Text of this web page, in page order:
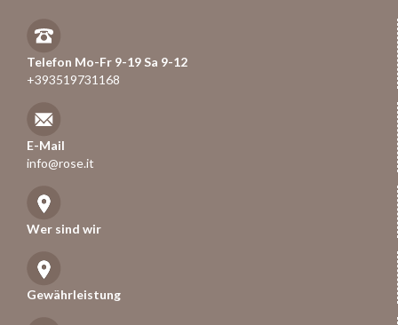
Telefon Mo-Fr 9-19 Sa 9-12
+393519731168
E-Mail
info@rose.it
Wer sind wir
Gewährleistung